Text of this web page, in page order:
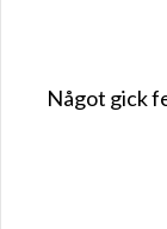
Något gick